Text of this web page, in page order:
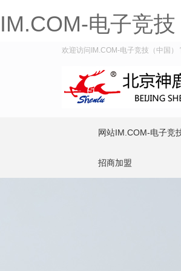
IM.COM-电子竞技
欢迎访问IM.COM-电子竞技（中国
网站IM.COM-电子竞
招商加盟